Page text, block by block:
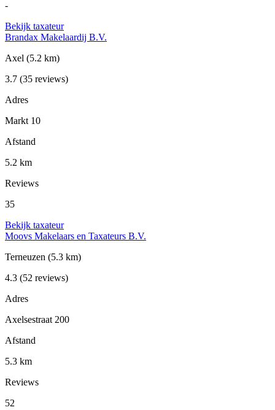
-
Bekijk taxateur
Brandax Makelaardij B.V.
Axel (5.2 km)
3.7 (35 reviews)
Adres
Markt 10
Afstand
5.2 km
Reviews
35
Bekijk taxateur
Moovs Makelaars en Taxateurs B.V.
Terneuzen (5.3 km)
4.3 (52 reviews)
Adres
Axelsestraat 200
Afstand
5.3 km
Reviews
52